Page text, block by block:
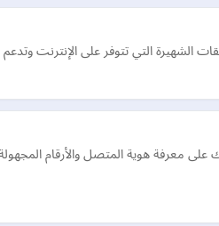
على معرفة هوية المتصل والأرقام